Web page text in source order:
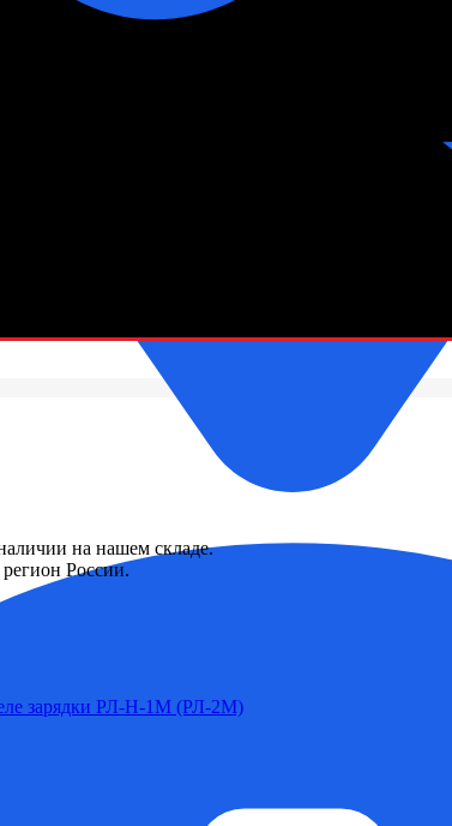
зарядки РЛ-Н-1М (РЛ-2М)
на нашем складе.
России.